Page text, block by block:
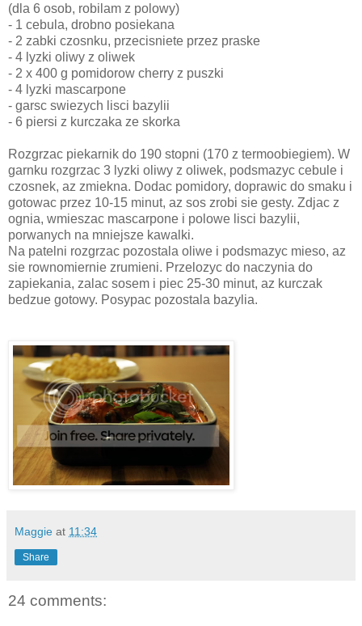
(dla 6 osob, robilam z polowy)
- 1 cebula, drobno posiekana
- 2 zabki czosnku, przecisniete przez praske
- 4 lyzki oliwy z oliwek
- 2 x 400 g pomidorow cherry z puszki
- 4 lyzki mascarpone
- garsc swiezych lisci bazylii
- 6 piersi z kurczaka ze skorka
Rozgrzac piekarnik do 190 stopni (170 z termoobiegiem). W
garnku rozgrzac 3 lyzki oliwy z oliwek, podsmazyc cebule i
czosnek, az zmiekna. Dodac pomidory, doprawic do smaku i
gotowac przez 10-15 minut, az sos zrobi sie gesty. Zdjac z
ognia, wmieszac mascarpone i polowe lisci bazylii,
porwanych na mniejsze kawalki.
Na patelni rozgrzac pozostala oliwe i podsmazyc mieso, az
sie rownomiernie zrumieni. Przelozyc do naczynia do
zapiekania, zalac sosem i piec 25-30 minut, az kurczak
bedzue gotowy. Posypac pozostala bazylia.
Maggie at 11:34
Share
24 comments: